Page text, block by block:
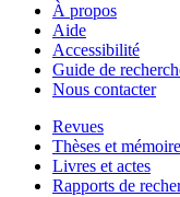
À propos
Aide
Accessibilité
Guide de
Nous contacter
Revues
Thèses et
Livres et actes
Rapports de